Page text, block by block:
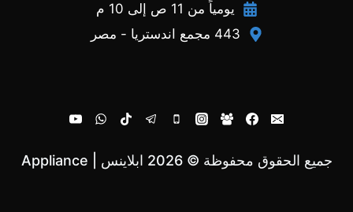
يومياً من 11 ص إلى 10 م
443 مجمع اندستريا - مصر
جميع الحقوق محفوظة © 2026 ابلاينس | Appliance